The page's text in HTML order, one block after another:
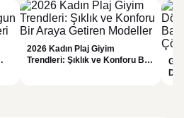
2026 Kadın Plaj Giyim
Trendleri: Şıklık ve Konforu Bir